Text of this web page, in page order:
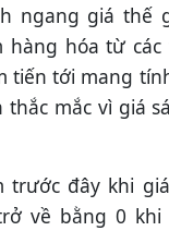
ngang giá thế
hàng hóa từ
tiến tới mang
mắc vì giá
trước đây khi
về bằng 0